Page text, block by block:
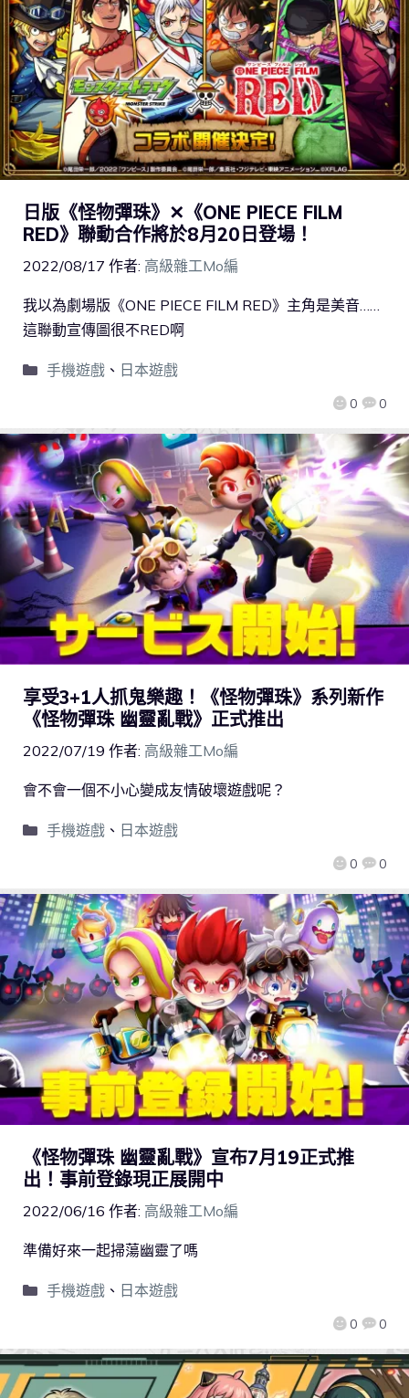
日版《怪物彈珠》✕《ONE PIECE FILM
RED》聯動合作將於8月20日登場！
2022/08/17 作者: 高級雜工Mo編
0 0
我以為劇場版《ONE PIECE FILM RED》主角是美音……
這聯動宣傳圖很不RED啊
手機遊戲、 日本遊戲
享受3+1人抓鬼樂趣！《怪物彈珠》系列新作
《怪物彈珠 幽靈亂戰》正式推出
2022/07/19 作者: 高級雜工Mo編
0 0
會不會一個不小心變成友情破壞遊戲呢？
手機遊戲、 日本遊戲
《怪物彈珠 幽靈亂戰》宣布7月19正式推
出！事前登錄現正展開中
2022/06/16 作者: 高級雜工Mo編
0 0
準備好來一起掃蕩幽靈了嗎
手機遊戲、 日本遊戲